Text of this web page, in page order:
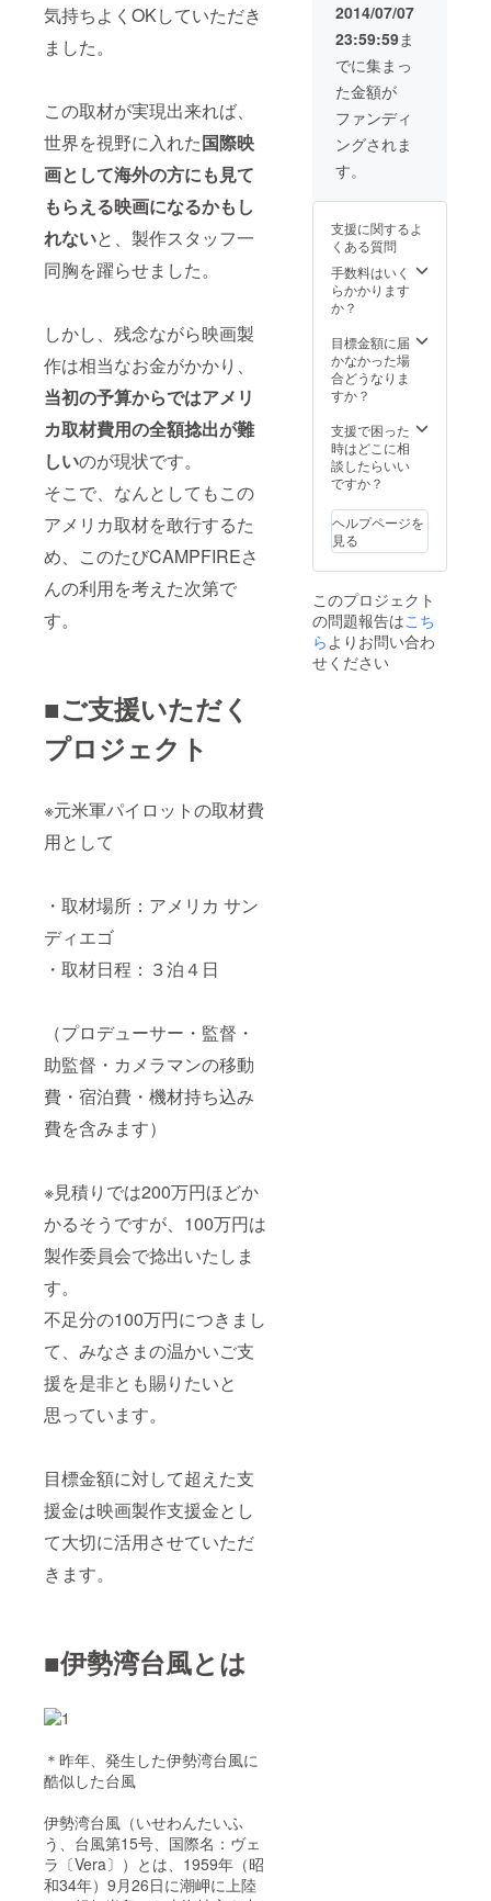
気持ちよくOKしていただき
ました。
この取材が実現出来れば、
世界を視野に入れた国際映
画として海外の方にも見て
もらえる映画になるかもし
れないと、製作スタッフ一
同胸を躍らせました。
しかし、残念ながら映画製
作は相当なお金がかかり、
当初の予算からではアメリ
カ取材費用の全額捻出が難
しいのが現状です。
そこで、なんとしてもこの
アメリカ取材を敢行するた
め、このたびCAMPFIREさ
んの利用を考えた次第で
す。
■ご支援いただく
プロジェクト
※元米軍パイロットの取材費
用として
・取材場所：アメリカ サン
ディエゴ
・取材日程：３泊４日
（プロデューサー・監督・
助監督・カメラマンの移動
費・宿泊費・機材持ち込み
費を含みます）
※見積りでは200万円ほどか
かるそうですが、100万円は
製作委員会で捻出いたしま
す。
不足分の100万円につきまし
て、みなさまの温かいご支
援を是非とも賜りたいと
思っています。
目標金額に対して超えた支
援金は映画製作支援金とし
て大切に活用させていただ
きます。
■伊勢湾台風とは
＊昨年、発生した伊勢湾台風に
酷似した台風
伊勢湾台風（いせわんたいふ
う、台風第15号、国際名：ヴェ
ラ〔Vera〕）とは、1959年（昭
和34年）9月26日に潮岬に上陸
2014/07/07
23:59:59ま
でに集まっ
た金額が
ファンディ
ングされま
す。
支援に関するよ
くある質問
手数料はいく
らかかります
か？
目標金額に届
かなかった場
合どうなりま
すか？
支援で困った
時はどこに相
談したらいい
ですか？
ヘルプページを
見る
このプロジェクト
の問題報告はこち
らよりお問い合わ
せください